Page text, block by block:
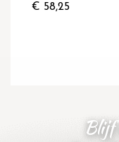
€ 58,25
Blijf